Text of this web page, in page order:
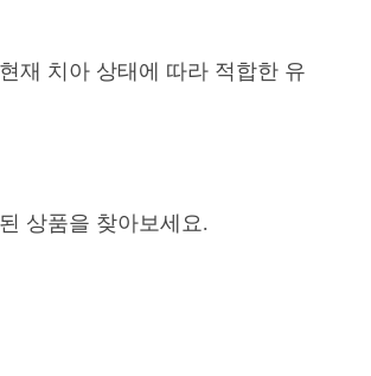
재 치아 상태에 따라 적합한 유
상품을 찾아보세요.